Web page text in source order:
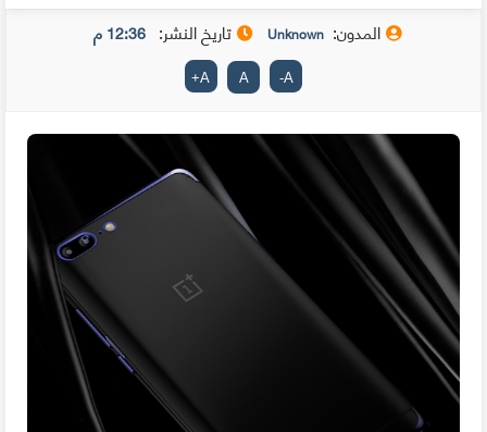
المدون: Unknown تاريخ النشر: 12:36 م
A
-
A
A
+